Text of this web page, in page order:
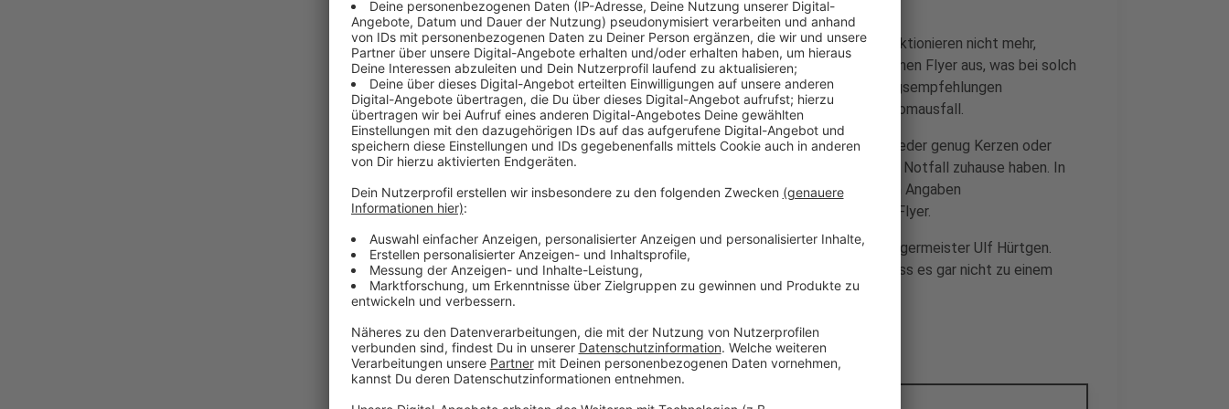
Licht und Heizung fallen aus, Bankautomaten und Tankstellen funktionieren nicht mehr,
telefonieren können wir auch nicht. Die Stadt Zülpich gibt jetzt einen Flyer aus, was bei solch
einem Blackout zu tun ist. Dafür haben sie verschiedene Handlungsempfehlungen
zusammengetragen - sowohl für vor, während und nach einem Stromausfall.
Ein großer Teil mache auch die persönliche Vorsorge aus. So soll jeder genug Kerzen oder
Taschenlampen, Medikamente, Essen oder auch ein Radio für den Notfall zuhause haben. In
solch einem Katastrophenfall werden von der Stadt nach eigenen Angaben
Notfallmeldestellen eingerichtet. Die Orte stehen auch auf dem Flyer.
Mit dem Flyer will die Stadt Zülpich keine Panik schüren, sagt Bürgermeister Ulf Hürtgen.
Vielmehr wolle man für Entspannung sorgen – in der Hoffnung, dass es gar nicht zu einem
Blackout kommt.
Anzeige